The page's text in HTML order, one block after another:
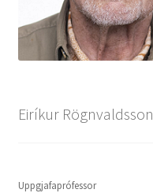
Eiríkur Rögnvaldsson
Uppgjafaprófessor